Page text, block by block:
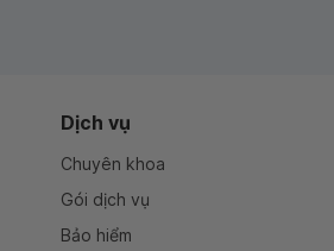
Dịch vụ
Chuyên khoa
Gói dịch vụ
Bảo hiểm